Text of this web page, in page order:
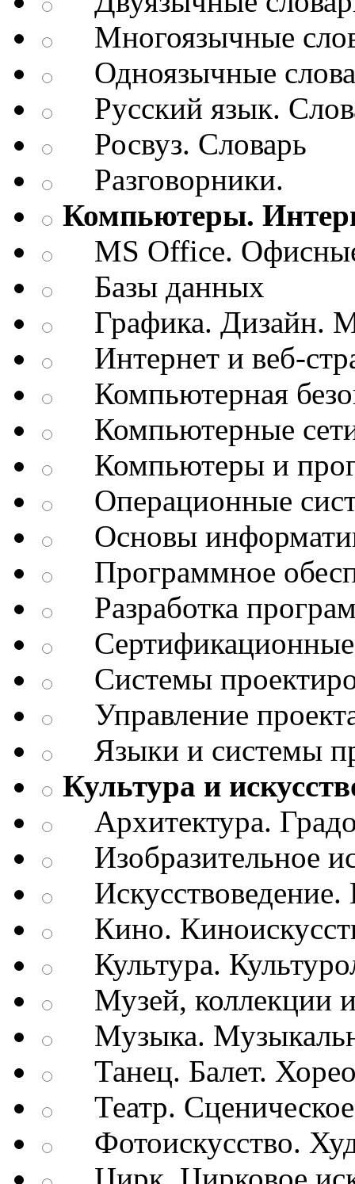
Многоязычные
Одноязычные
Русский язык.
Росвуз. Словарь
Разговорники.
Компьютеры.
MS Office.
Базы данных
Графика. Дизайн.
Интернет и веб-
Компьютерная
Компьютерные
Компьютеры и
Операционные
Основы
Программное
Разработка
Сертификационные
Системы
Управление
Языки и системы
Культура и
Архитектура.
Изобразительное
Искусствоведение.
Кино.
Культура.
Музей, коллекции
Музыка.
Танец. Балет.
Театр. Сценическое
Фотоискусство.